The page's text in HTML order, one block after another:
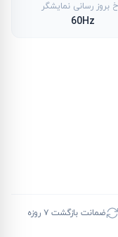
بروز رسانی نمایشگر
60Hz
ضمانت بازگشت ۷ روزه